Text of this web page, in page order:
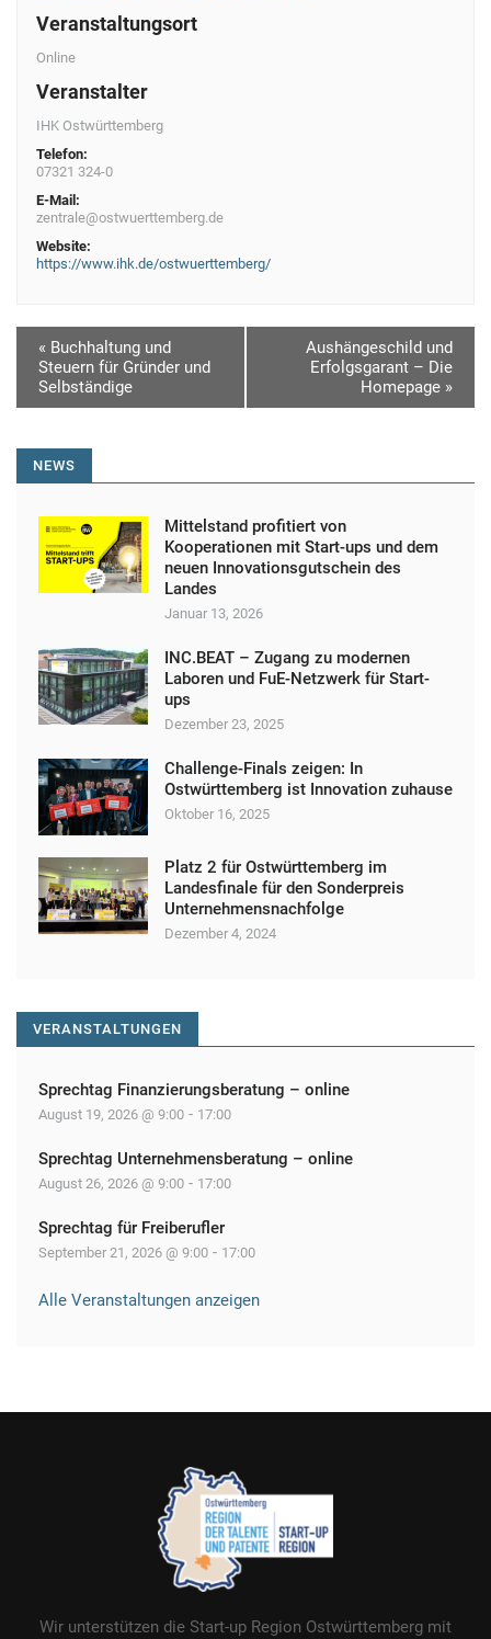
Veranstaltungsort
Online
Veranstalter
IHK Ostwürttemberg
Telefon:
07321 324-0
E-Mail:
zentrale@ostwuerttemberg.de
Website:
https://www.ihk.de/ostwuerttemberg/
r
a
n
i
o
« Buchhaltung und
Steuern für Gründer und
Selbständige
Aushängeschild und
Erfolgsgarant – Die
Homepage »
NEWS
Mittelstand profitiert von
Kooperationen mit Start-ups und dem
neuen Innovationsgutschein des
Landes
Januar 13, 2026
INC.BEAT – Zugang zu modernen
Laboren und FuE-Netzwerk für Start-
ups
Dezember 23, 2025
Challenge-Finals zeigen: In
Ostwürttemberg ist Innovation zuhause
Oktober 16, 2025
Platz 2 für Ostwürttemberg im
Landesfinale für den Sonderpreis
Unternehmensnachfolge
Dezember 4, 2024
VERANSTALTUNGEN
Sprechtag Finanzierungsberatung – online
August 19, 2026 @ 9:00 - 17:00
Sprechtag Unternehmensberatung – online
August 26, 2026 @ 9:00 - 17:00
Sprechtag für Freiberufler
September 21, 2026 @ 9:00 - 17:00
Alle Veranstaltungen anzeigen
Wir unterstützen die Start-up Region Ostwürttemberg mit